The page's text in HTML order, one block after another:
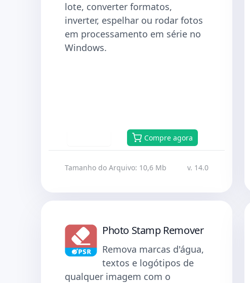
lote, converter formatos,
inverter, espelhar ou rodar fotos
em processamento em série no
Windows.
Compre agora
Tamanho do Arquivo: 10,6 Mb v. 14.0
Photo Stamp Remover
Remova marcas d'água,
textos e logótipos de
qualquer imagem com o